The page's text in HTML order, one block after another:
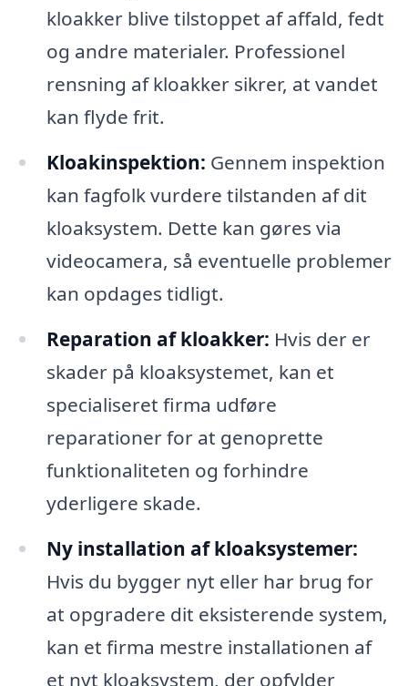
kloakker blive tilstoppet af affald, fedt
og andre materialer. Professionel
rensning af kloakker sikrer, at vandet
kan flyde frit.
Kloakinspektion: Gennem inspektion
kan fagfolk vurdere tilstanden af dit
kloaksystem. Dette kan gøres via
videocamera, så eventuelle problemer
kan opdages tidligt.
Reparation af kloakker: Hvis der er
skader på kloaksystemet, kan et
specialiseret firma udføre
reparationer for at genoprette
funktionaliteten og forhindre
yderligere skade.
Ny installation af kloaksystemer:
Hvis du bygger nyt eller har brug for
at opgradere dit eksisterende system,
kan et firma mestre installationen af
et nyt kloaksystem, der opfylder